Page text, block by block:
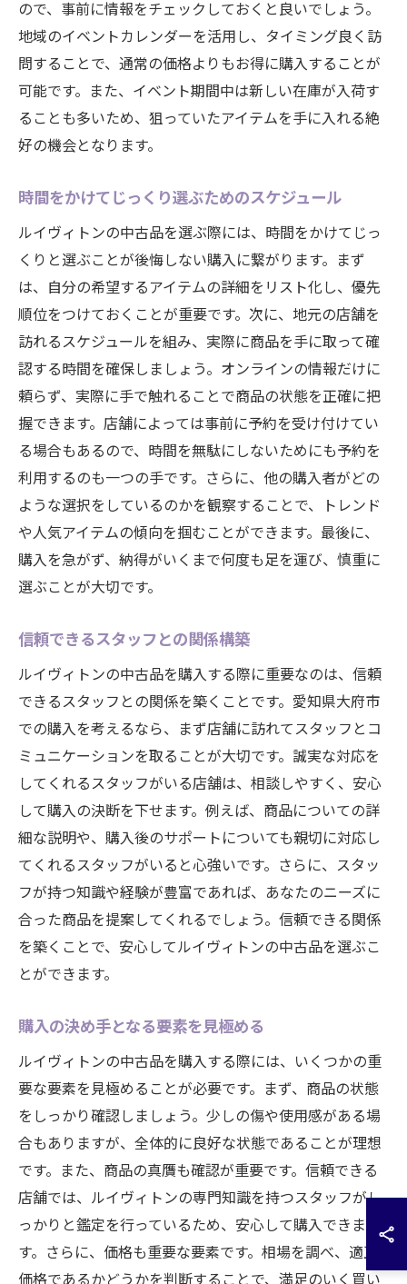
ので、事前に情報をチェックしておくと良いでしょう。
地域のイベントカレンダーを活用し、タイミング良く訪
問することで、通常の価格よりもお得に購入することが
可能です。また、イベント期間中は新しい在庫が入荷す
ることも多いため、狙っていたアイテムを手に入れる絶
好の機会となります。
時間をかけてじっくり選ぶためのスケジュール
ルイヴィトンの中古品を選ぶ際には、時間をかけてじっ
くりと選ぶことが後悔しない購入に繋がります。まず
は、自分の希望するアイテムの詳細をリスト化し、優先
順位をつけておくことが重要です。次に、地元の店舗を
訪れるスケジュールを組み、実際に商品を手に取って確
認する時間を確保しましょう。オンラインの情報だけに
頼らず、実際に手で触れることで商品の状態を正確に把
握できます。店舗によっては事前に予約を受け付けてい
る場合もあるので、時間を無駄にしないためにも予約を
利用するのも一つの手です。さらに、他の購入者がどの
ような選択をしているのかを観察することで、トレンド
や人気アイテムの傾向を掴むことができます。最後に、
購入を急がず、納得がいくまで何度も足を運び、慎重に
選ぶことが大切です。
信頼できるスタッフとの関係構築
ルイヴィトンの中古品を購入する際に重要なのは、信頼
できるスタッフとの関係を築くことです。愛知県大府市
での購入を考えるなら、まず店舗に訪れてスタッフとコ
ミュニケーションを取ることが大切です。誠実な対応を
してくれるスタッフがいる店舗は、相談しやすく、安心
して購入の決断を下せます。例えば、商品についての詳
細な説明や、購入後のサポートについても親切に対応し
てくれるスタッフがいると心強いです。さらに、スタッ
フが持つ知識や経験が豊富であれば、あなたのニーズに
合った商品を提案してくれるでしょう。信頼できる関係
を築くことで、安心してルイヴィトンの中古品を選ぶこ
とができます。
購入の決め手となる要素を見極める
ルイヴィトンの中古品を購入する際には、いくつかの重
要な要素を見極めることが必要です。まず、商品の状態
をしっかり確認しましょう。少しの傷や使用感がある場
合もありますが、全体的に良好な状態であることが理想
です。また、商品の真贋も確認が重要です。信頼できる
店舗では、ルイヴィトンの専門知識を持つスタッフがし
っかりと鑑定を行っているため、安心して購入できま
す。さらに、価格も重要な要素です。相場を調べ、適正
価格であるかどうかを判断することで、満足のいく買い